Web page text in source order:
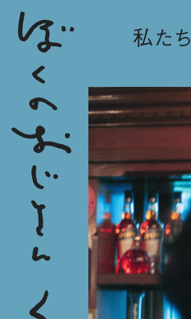
私たち